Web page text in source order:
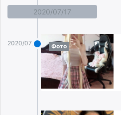
2020/07/17
2020/07/17 Фото